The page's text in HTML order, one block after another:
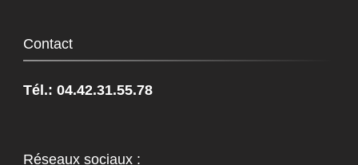
Contact
Tél.: 04.42.31.55.78
Réseaux sociaux :